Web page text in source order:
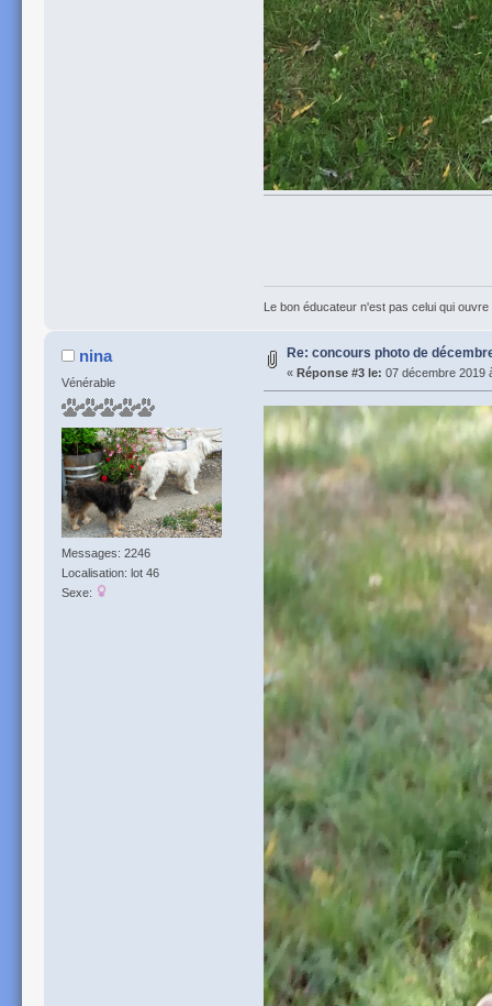
Le bon éducateur n'est pas celui qui
nina
Vénérable
Messages: 2246
Localisation: lot 46
Sexe:
Re: concours photo de
« Réponse #3 le: 07 décembre 2019